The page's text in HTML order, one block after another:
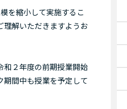
を縮小して実施するこ
理解いただきますようお
２年度の前期授業開始
期間中も授業を予定して